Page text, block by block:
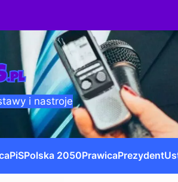
i nastroje
PiSPolska 2050PrawicaPrezydent